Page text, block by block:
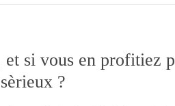
et si vous en profitiez
?